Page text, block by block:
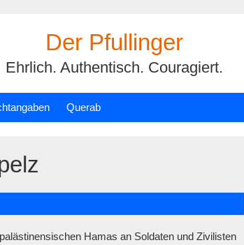
Der Pfullinger
Ehrlich. Authentisch. Couragiert.
Querab
Hamas an Soldaten und Zivilisten